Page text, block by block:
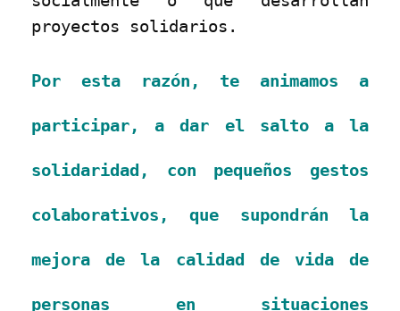
proyectos solidarios.
Por esta razón, te animamos a
participar, a dar el salto a la
solidaridad, con pequeños gestos
colaborativos, que supondrán la
mejora de la calidad de vida de
personas en situaciones